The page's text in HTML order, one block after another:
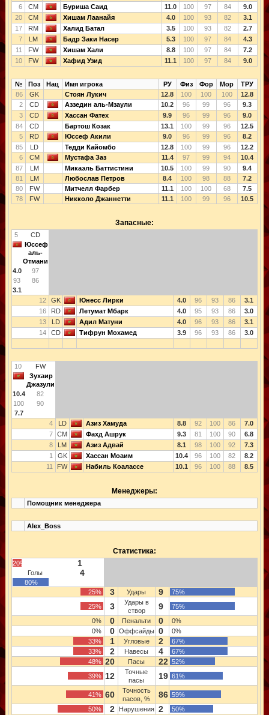
6
CM Буриша Саид 11.0 100 97 84
9.0
20
CM Хишам Лаанайя 4.0 100 93 82
3.1
17
RM Халид Батал 3.5 100 93 82
2.7
7
LM Бадр Заки Насер 5.3 100 97 84
4.3
11
FW Хишам Хали 8.8 100 97 84
7.2
10
FW Хафид Узид 11.1 100 97 84 9.0
№ Поз Нац Имя игрока РУ Физ Фор Мор
ТРУ
86
GK Стоян Лукич 12.8 100 100 100
12.8
2
CD Аззедин аль-Мзаули 10.2 96 99 96
9.3
3
CD Хассан Фатех 9.9 96 99 96
9.0
84
CD Бартош Козак 13.1 100 99 96
12.5
5
RD Юссеф Акили 9.0 96 99 96
8.2
85
LD Тедди Кайомбо 12.8 100 99 96
12.2
6
CM Мустафа Заз 11.4 97 99 94
10.4
87
LM Микаэль Баттистини 10.5 100 99 90
9.4
81
LM Любослав Петров 8.4 100 98 88
7.2
80
FW Митчелл Фарбер 11.1 100 100 68
7.5
78
FW Никколо Джаннетти 11.1 100 99 96 10.5
Запасные:
5
CD
Юссеф
аль-
Отмани
4.0
97
93
86
3.1
12
GK Юнесс Лирки 4.0 96 93 86
3.1
16
RD Летумат Мбарк 4.0 95 93 86
3.0
13
LD Адил Матуни 4.0 96 93 86
3.1
14
CD Тифрун Мохамед 3.9 96 93 86 3.0
10
FW
Зухаир
Джазули
10.4
82
100
90
7.7
4
LD Азиз Хамуда 8.8 92 100 86
7.0
7
CM Фахд Ашрук 9.3 81 100 90
6.8
8
LM Азиз Адвай 8.1 98 100 92
7.3
1
GK Хассан Моаим 10.4 96 100 82
8.2
11
FW Набиль Коалассе 10.1 96 100 88 8.5
Менеджеры:
Помощник менеджера
Alex_Boss
Статистика:
20% 1
Голы 4
80%
25%
3 Удары 9
75%
25%
3
Удары в
створ
9
75%
0%
0 Пенальти 0
0%
0%
0 Оффсайды 0
0%
33%
1 Угловые 2
67%
33%
2 Навесы 4
67%
48% 20 Пасы 22 52%
39% 12
Точные
пасы
19 61%
41% 60
Точность
пасов, %
86 59%
50%
2 Нарушения 2
50%